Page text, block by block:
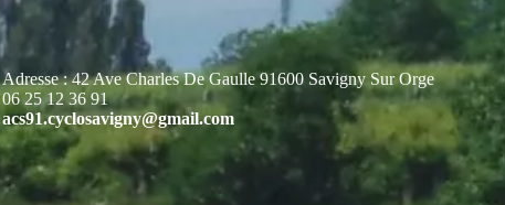
Adresse : 42 Ave Charles De Gaulle 91600 Savigny Sur Orge
06 25 12 36 91
acs91.cyclosavigny@gmail.com